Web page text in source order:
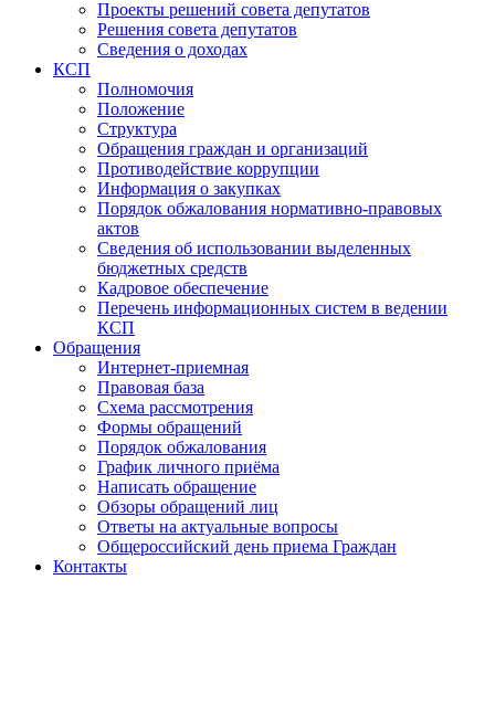
Проекты решений совета депутатов
Решения совета депутатов
Сведения о доходах
КСП
Полномочия
Положение
Структура
Обращения граждан и организаций
Противодействие коррупции
Информация о закупках
Порядок обжалования нормативно-правовых
актов
Сведения об использовании выделенных
бюджетных средств
Кадровое обеспечение
Перечень информационных систем в ведении
КСП
Обращения
Интернет-приемная
Правовая база
Схема рассмотрения
Формы обращений
Порядок обжалования
График личного приёма
Написать обращение
Обзоры обращений лиц
Ответы на актуальные вопросы
Общероссийский день приема Граждан
Контакты